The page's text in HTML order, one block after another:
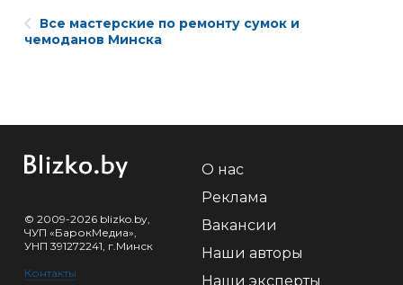
Все мастерские по ремонту сумок и
чемоданов Минска
© 2009-2026 blizko.by,
ЧУП «БарокМедиа»,
УНП 391272241, г.Минск
Контакты
О нас
Реклама
Вакансии
Наши авторы
Наши эксперты